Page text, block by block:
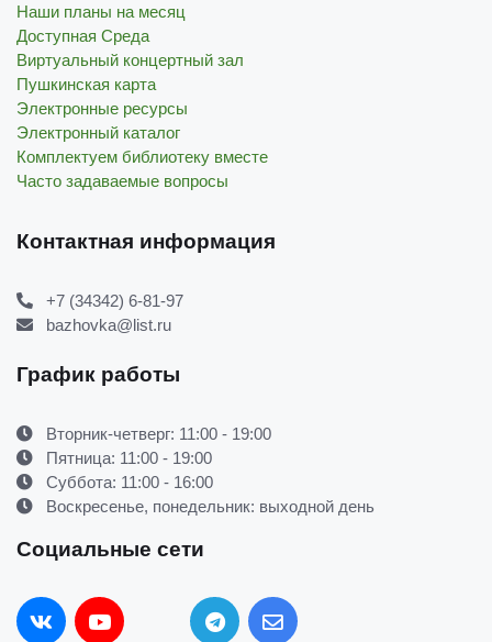
Наши планы на месяц
Доступная Среда
Виртуальный концертный зал
Пушкинская карта
Электронные ресурсы
Электронный каталог
Комплектуем библиотеку вместе
Часто задаваемые вопросы
Контактная информация
+7 (34342) 6-81-97
bazhovka@list.ru
График работы
Вторник-четверг: 11:00 - 19:00
Пятница: 11:00 - 19:00
Суббота: 11:00 - 16:00
Воскресенье, понедельник: выходной день
Социальные сети